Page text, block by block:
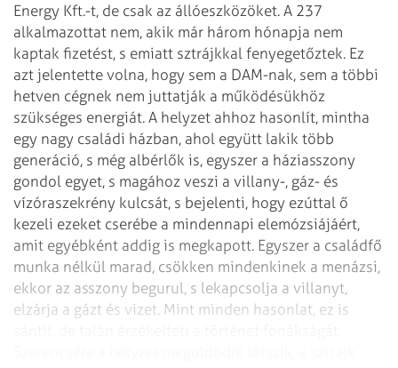
Energy Kft.-t, de csak az állóeszközöket. A 237
alkalmazottat nem, akik már három hónapja nem
kaptak fizetést, s emiatt sztrájkkal fenyegetőztek. Ez
azt jelentette volna, hogy sem a DAM-nak, sem a többi
hetven cégnek nem juttatják a működésükhöz
szükséges energiát. A helyzet ahhoz hasonlít, mintha
egy nagy családi házban, ahol együtt lakik több
generáció, s még albérlők is, egyszer a háziasszony
gondol egyet, s magához veszi a villany-, gáz- és
vízóraszekrény kulcsát, s bejelenti, hogy ezúttal ő
kezeli ezeket cserébe a mindennapi elemózsiájáért,
amit egyébként addig is megkapott. Egyszer a családfő
munka nélkül marad, csökken mindenkinek a menázsi,
ekkor az asszony begurul, s lekapcsolja a villanyt,
elzárja a gázt és vizet. Mint minden hasonlat, ez is